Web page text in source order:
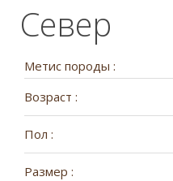
Север
Метис породы :
Возраст :
Пол :
Размер :